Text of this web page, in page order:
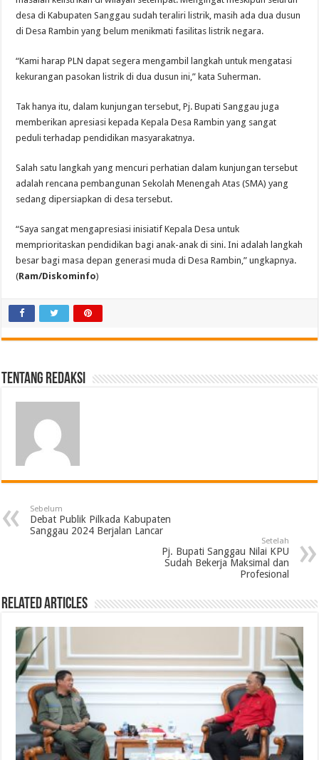
desa di Kabupaten Sanggau sudah teraliri listrik, masih ada dua dusun
di Desa Rambin yang belum menikmati fasilitas listrik negara.
“Kami harap PLN dapat segera mengambil langkah untuk mengatasi
kekurangan pasokan listrik di dua dusun ini,” kata Suherman.
Tak hanya itu, dalam kunjungan tersebut, Pj. Bupati Sanggau juga
memberikan apresiasi kepada Kepala Desa Rambin yang sangat
peduli terhadap pendidikan masyarakatnya.
Salah satu langkah yang mencuri perhatian dalam kunjungan tersebut
adalah rencana pembangunan Sekolah Menengah Atas (SMA) yang
sedang dipersiapkan di desa tersebut.
“Saya sangat mengapresiasi inisiatif Kepala Desa untuk
memprioritaskan pendidikan bagi anak-anak di sini. Ini adalah langkah
besar bagi masa depan generasi muda di Desa Rambin,” ungkapnya.
(Ram/Diskominfo)
Tentang Redaksi
Sebelum
Debat Publik Pilkada Kabupaten
Sanggau 2024 Berjalan Lancar
Setelah
Pj. Bupati Sanggau Nilai KPU
Sudah Bekerja Maksimal dan
Profesional
Related Articles